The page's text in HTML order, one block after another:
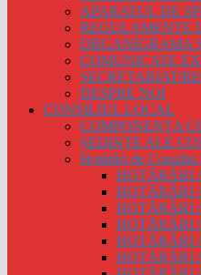
APARATUL DE
REGULAMENTE
ORGANIGRAMA
COMUNICATE
SECRETARIAT/
DESPRE NOI
CONSILIUL LOCAL
COMPONENȚA
ȘEDINȚE ALE
Hotărâri de Consiliu
HOTĂRÂRI
HOTĂRÂRI
HOTĂRÂRI
HOTĂRÂRI
HOTĂRÂRI
HOTĂRÂRI